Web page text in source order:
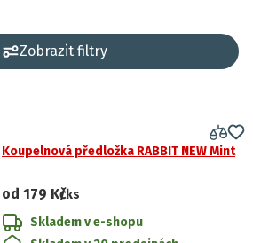
Zobrazit filtry
Koupelnová předložka RABBIT NEW Mint
od 179 Kč/ks
Skladem v e-shopu